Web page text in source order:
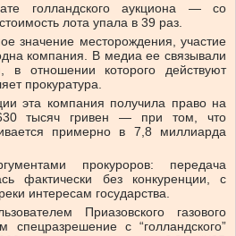
голландского аукциона — со
лота упала в 39 раз.
значение месторождения, участие
компания. В медиа ее связывали
в отношении которого действуют
прокуратура.
эта компания получила право на
тысяч гривен — при том, что
примерно в 7,8 миллиарда
прокуроров: передача
фактически без конкуренции, с
интересам государства.
Приазовского газового
спецразрешение с “голландского”